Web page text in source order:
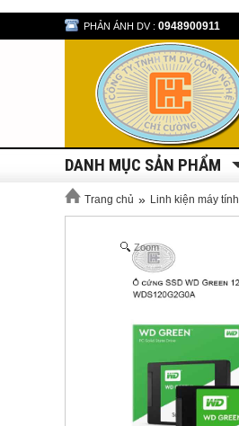
PHẢN ÁNH DV : 0948900911
DANH MỤC SẢN PHẨM
Trang chủ » Linh kiện máy tính
Zoom